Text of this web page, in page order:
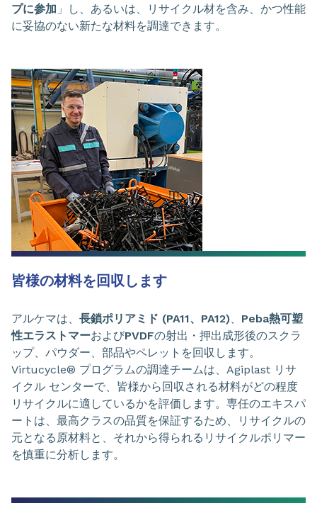
プに参加 」し、あるいは、リサイクル材を含み、かつ性能
に妥協のない新たな材料を調達できます。
皆様の材料を回収します
アルケマは、 長鎖ポリアミド (PA11、PA12)、 Peba熱可塑
性エラストマーおよびPVDFの射出・押出成形後のスクラ
ップ、パウダー、部品やペレットを回収します。
Virtucycle® プログラムの調達チームは、Agiplast リサ
イクル センターで、皆様から回収される材料がどの程度
リサイクルに適しているかを評価します。専任のエキスパ
ートは、最高クラスの品質を保証するため、リサイクルの
元となる原材料と、それから得られるリサイクルポリマー
を慎重に分析します。